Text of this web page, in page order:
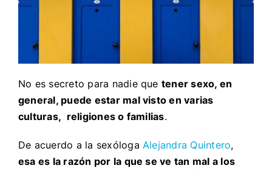
No es secreto para nadie que tener sexo, en
general, puede estar mal visto en varias
culturas, religiones o familias.
De acuerdo a la sexóloga Alejandra Quintero,
esa es la razón por la que se ve tan mal a los